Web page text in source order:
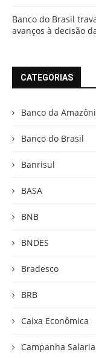
Banco do Brasil
avanços à decisão
CATEGORIAS
Banco da
Banco do Brasil
Banrisul
BASA
BNB
BNDES
Bradesco
BRB
Caixa Econômica
Campanha